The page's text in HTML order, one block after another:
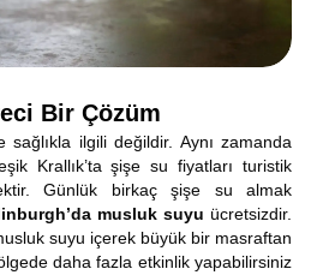
Bir Çözüm
ilgili değildir. Aynı zamanda
Krallık’ta şişe su fiyatları turistik
Günlük birkaç şişe su almak
musluk suyu ücretsizdir.
suyu içerek büyük bir masraftan
daha fazla etkinlik yapabilirsiniz